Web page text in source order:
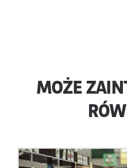
MOŻE